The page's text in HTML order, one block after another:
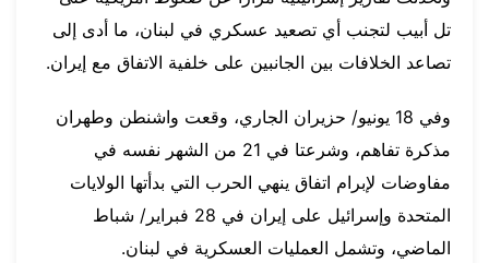
تل أبيب لتجنب أي تصعيد عسكري في لبنان، ما أدى إلى
تصاعد الخلافات بين الجانبين على خلفية الاتفاق مع إيران.
وفي 18 يونيو/ حزيران الجاري، وقعت واشنطن وطهران
مذكرة تفاهم، وشرعتا في 21 من الشهر نفسه في
مفاوضات لإبرام اتفاق ينهي الحرب التي بدأتها الولايات
المتحدة وإسرائيل على إيران في 28 فبراير/ شباط
الماضي، وتشمل العمليات العسكرية في لبنان.